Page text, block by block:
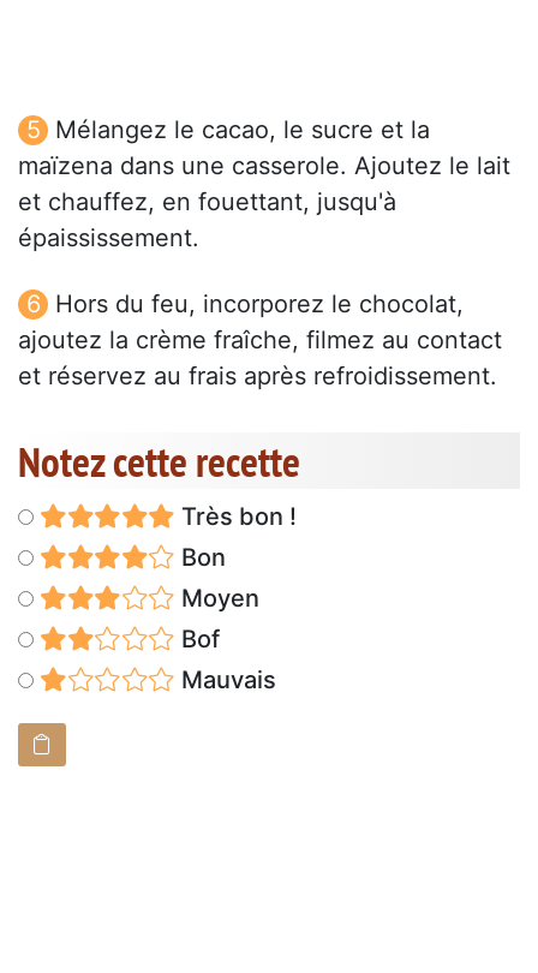
Mélangez le cacao, le sucre et la
maïzena dans une casserole. Ajoutez le lait
et chauffez, en fouettant, jusqu'à
épaississement.
Hors du feu, incorporez le chocolat,
ajoutez la crème fraîche, filmez au contact
et réservez au frais après refroidissement.
Notez cette recette
Très bon !
Bon
Moyen
Bof
Mauvais